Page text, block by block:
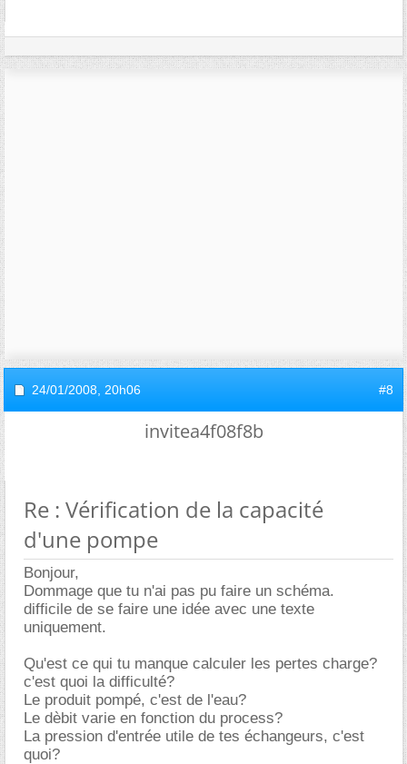
24/01/2008, 20h06 #8
invitea4f08f8b
Re : Vérification de la capacité
d'une pompe
Bonjour,
Dommage que tu n'ai pas pu faire un schéma.
difficile de se faire une idée avec une texte
uniquement.
Qu'est ce qui tu manque calculer les pertes charge?
c'est quoi la difficulté?
Le produit pompé, c'est de l'eau?
Le dèbit varie en fonction du process?
La pression d'entrée utile de tes échangeurs, c'est
quoi?